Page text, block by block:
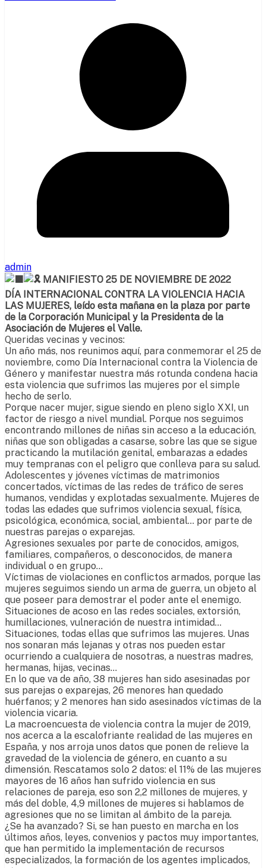
admin
MANIFIESTO 25 DE NOVIEMBRE DE 2022
DÍA INTERNACIONAL CONTRA LA VIOLENCIA HACIA
LAS MUJERES, leído esta mañana en la plaza por parte
de la Corporación Municipal y la Presidenta de la
Asociación de Mujeres el Valle.
Queridas vecinas y vecinos:
Un año más, nos reunimos aquí, para conmemorar el 25 de
noviembre, como Día Internacional contra la Violencia de
Género y manifestar nuestra más rotunda condena hacia
esta violencia que sufrimos las mujeres por el simple
hecho de serlo.
Porque nacer mujer, sigue siendo en pleno siglo XXI, un
factor de riesgo a nivel mundial. Porque nos seguimos
encontrando millones de niñas sin acceso a la educación,
niñas que son obligadas a casarse, sobre las que se sigue
practicando la mutilación genital, embarazas a edades
muy tempranas con el peligro que conlleva para su salud.
Adolescentes y jóvenes víctimas de matrimonios
concertados, víctimas de las redes de tráfico de seres
humanos, vendidas y explotadas sexualmente. Mujeres de
todas las edades que sufrimos violencia sexual, física,
psicológica, económica, social, ambiental… por parte de
nuestras parejas o exparejas.
Agresiones sexuales por parte de conocidos, amigos,
familiares, compañeros, o desconocidos, de manera
individual o en grupo…
Víctimas de violaciones en conflictos armados, porque las
mujeres seguimos siendo un arma de guerra, un objeto al
que poseer para demostrar el poder ante el enemigo.
Situaciones de acoso en las redes sociales, extorsión,
humillaciones, vulneración de nuestra intimidad…
Situaciones, todas ellas que sufrimos las mujeres. Unas
nos sonaran más lejanas y otras nos pueden estar
ocurriendo a cualquiera de nosotras, a nuestras madres,
hermanas, hijas, vecinas…
En lo que va de año, 38 mujeres han sido asesinadas por
sus parejas o exparejas, 26 menores han quedado
huérfanos; y 2 menores han sido asesinados víctimas de la
violencia vicaria.
La macroencuesta de violencia contra la mujer de 2019,
nos acerca a la escalofriante realidad de las mujeres en
España, y nos arroja unos datos que ponen de relieve la
gravedad de la violencia de género, en cuanto a su
dimensión. Rescatamos solo 2 datos: el 11% de las mujeres
mayores de 16 años han sufrido violencia en sus
relaciones de pareja, eso son 2,2 millones de mujeres, y
más del doble, 4,9 millones de mujeres si hablamos de
agresiones que no se limitan al ámbito de la pareja.
¿Se ha avanzado? Si, se han puesto en marcha en los
últimos años, leyes, convenios y pactos muy importantes,
que han permitido la implementación de recursos
especializados, la formación de los agentes implicados,